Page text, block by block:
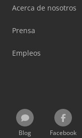
Acerca de nosotros
Prensa
Empleos
Blog Facebook